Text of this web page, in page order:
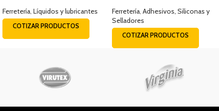
Ferretería Líquidos y lubricantes
COTIZAR PRODUCTOS
Ferretería Adhesivos, Siliconas y
Selladores
COTIZAR PRODUCTOS